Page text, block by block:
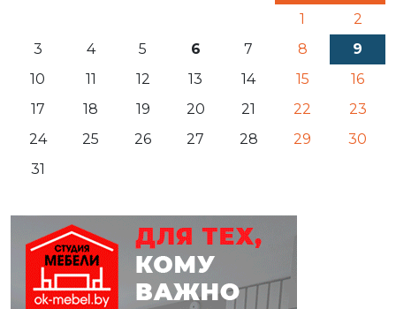
1
2
3
4 5 6 7 8
9
10
11 12 13 14 15
16
17
18 19 20 21 22
23
24
25 26 27 28 29
30
31